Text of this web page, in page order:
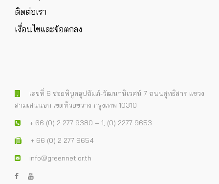
ติดต่อเรา
เงื่อนไขและข้อตกลง
เลขที่ 6 ซอยพิบูลอุปถัมภ์-วัฒนานิเวศน์ 7 ถนนสุทธิสาร แขวง
สามเสนนอก เขตห้วยขวาง กรุงเทพ 10310
+ 66 (0) 2 277 9380 – 1, (0) 2277 9653
+ 66 (0) 2 277 9654
info@greennet.or.th